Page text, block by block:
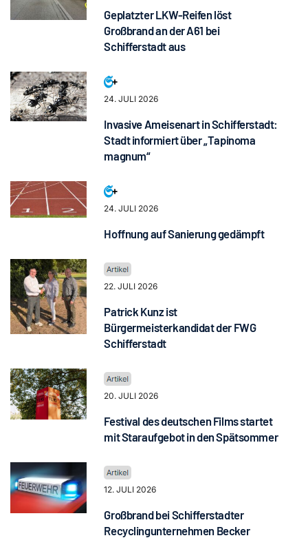
Geplatzter LKW-Reifen löst
Großbrand an der A61 bei
Schifferstadt aus
24. JULI 2026
Invasive Ameisenart in Schifferstadt:
Stadt informiert über „Tapinoma
magnum“
24. JULI 2026
Hoffnung auf Sanierung gedämpft
22. JULI 2026
Patrick Kunz ist
Bürgermeisterkandidat der FWG
Schifferstadt
20. JULI 2026
Festival des deutschen Films startet
mit Staraufgebot in den Spätsommer
12. JULI 2026
Großbrand bei Schifferstadter
Recyclingunternehmen Becker